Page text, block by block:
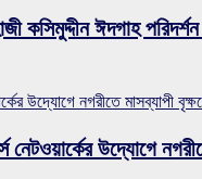
কসিমুদ্দীন ঈদগাহ
উদ্যোগে নগরীতে মাসব্যাপী
নেটওয়ার্কের উদ্যোগে